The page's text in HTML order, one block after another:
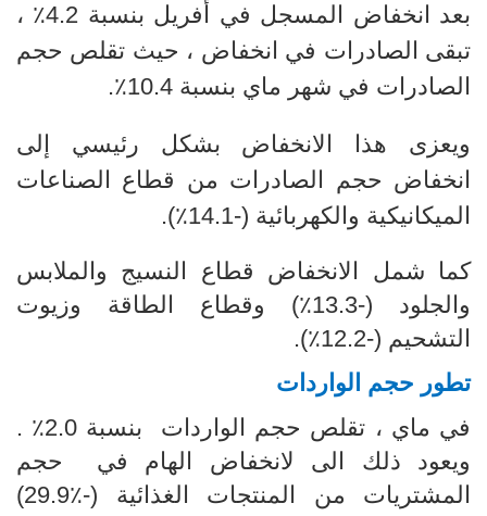
بعد انخفاض المسجل في أفريل بنسبة 4.2٪ ،
تبقى الصادرات في انخفاض ، حيث تقلص حجم
الصادرات في شهر ماي بنسبة 10.4٪
.
ويعزى هذا الانخفاض بشكل رئيسي إلى
انخفاض حجم الصادرات من قطاع الصناعات
الميكانيكية والكهربائية (-14.1٪).
كما شمل الانخفاض قطاع النسيج والملابس
والجلود (-13.3٪) وقطاع الطاقة وزيوت
التشحيم (-12.2٪).
تطور حجم الواردات
في ماي ، تقلص حجم الواردات بنسبة 2.0٪ .
ويعود ذلك الى لانخفاض الهام في حجم
المشتريات من المنتجات الغذائية (-
29.9٪)